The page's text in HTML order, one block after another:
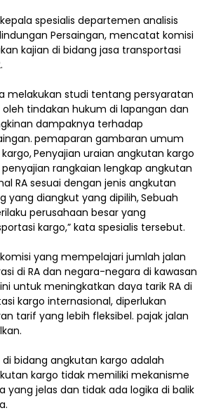
spesialis departemen analisis
Persaingan, mencatat komisi
kajian di bidang jasa transportasi
melakukan studi tentang persyaratan
tindakan hukum di lapangan dan
dampaknya terhadap
pemaparan gambaran umum
Penyajian uraian angkutan kargo
penyajian rangkaian lengkap angkutan
RA sesuai dengan jenis angkutan
yang diangkut yang dipilih,Sebuah
perusahaan besar yang
kargo,” kata spesialis tersebut.
yang mempelajari jumlah jalan
di RA dan negara-negara di kawasan
untuk meningkatkan daya tarik RA di
kargo internasional, diperlukan
tarif yang lebih fleksibel. pajak jalan
bidang angkutan kargo adalah
kargo tidak memiliki mekanisme
yang jelas dan tidak ada logika di balik